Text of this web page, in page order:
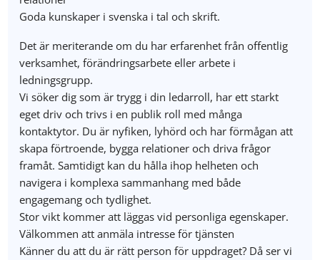
Goda kunskaper i svenska i tal och skrift.
Det är meriterande om du har erfarenhet från offentlig
verksamhet, förändringsarbete eller arbete i
ledningsgrupp.
Vi söker dig som är trygg i din ledarroll, har ett starkt
eget driv och trivs i en publik roll med många
kontaktytor. Du är nyfiken, lyhörd och har förmågan att
skapa förtroende, bygga relationer och driva frågor
framåt. Samtidigt kan du hålla ihop helheten och
navigera i komplexa sammanhang med både
engagemang och tydlighet.
Stor vikt kommer att läggas vid personliga egenskaper.
Välkommen att anmäla intresse för tjänsten
Känner du att du är rätt person för uppdraget? Då ser vi